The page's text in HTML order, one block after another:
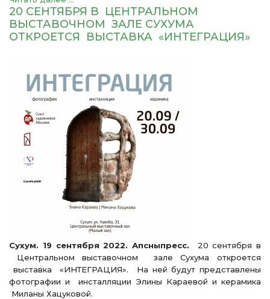
20 СЕНТЯБРЯ В ЦЕНТРАЛЬНОМ
ВЫСТАВОЧНОМ ЗАЛЕ СУХУМА
ОТКРОЕТСЯ ВЫСТАВКА «ИНТЕГРАЦИЯ»
Сухум. 19 сентября 2022. Апсныпресс. 20 сентября в
Центральном выставочном зале Сухума откроется
выставка «ИНТЕГРАЦИЯ». На ней будут представлены
фотографии и инсталляции Элины Караевой и керамика
Миланы Хацуковой.